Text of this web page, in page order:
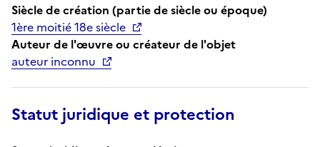
Siècle de création (partie de siècle ou époque)
1ère moitié 18e siècle
Auteur de l'œuvre ou créateur de l'objet
auteur inconnu
Statut juridique et protection